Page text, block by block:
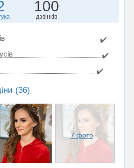
100
дзвінків
✔️
✔️
✔️
(36)
7 фото